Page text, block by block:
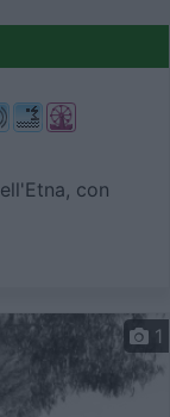
con
1